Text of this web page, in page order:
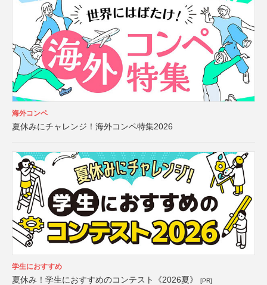
海外コンペ
夏休みにチャレンジ！海外コンペ特集2026
学生におすすめ
夏休み！学生におすすめのコンテスト《2026夏》 [PR]